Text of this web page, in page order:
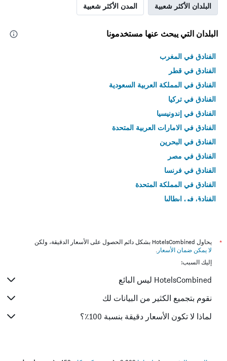
البلدان الأكثر شعبية المدن الأكثر شعبية
البلدان التي يبحث عنها مستخدمونا
الفنادق في المغرب
الفنادق في قطر
الفنادق في المملكة العربية السعودية
الفنادق في تركيا
الفنادق في إندونيسيا
الفنادق في الامارات العربية المتحدة
الفنادق في البحرين
الفنادق في مصر
الفنادق في فرنسا
الفنادق في المملكة المتحدة
الفنادق في إيطاليا
*
يحاول HotelsCombined بشكل دائم الحصول على الأسعار الدقيقة، ولكن
لا يمكن ضمان الأسعار .
إليك السبب:
HotelsCombined ليس البائع
نقوم بتجميع الكثير من البيانات لك
لماذا لا تكون الأسعار دقيقة بنسبة 100٪؟